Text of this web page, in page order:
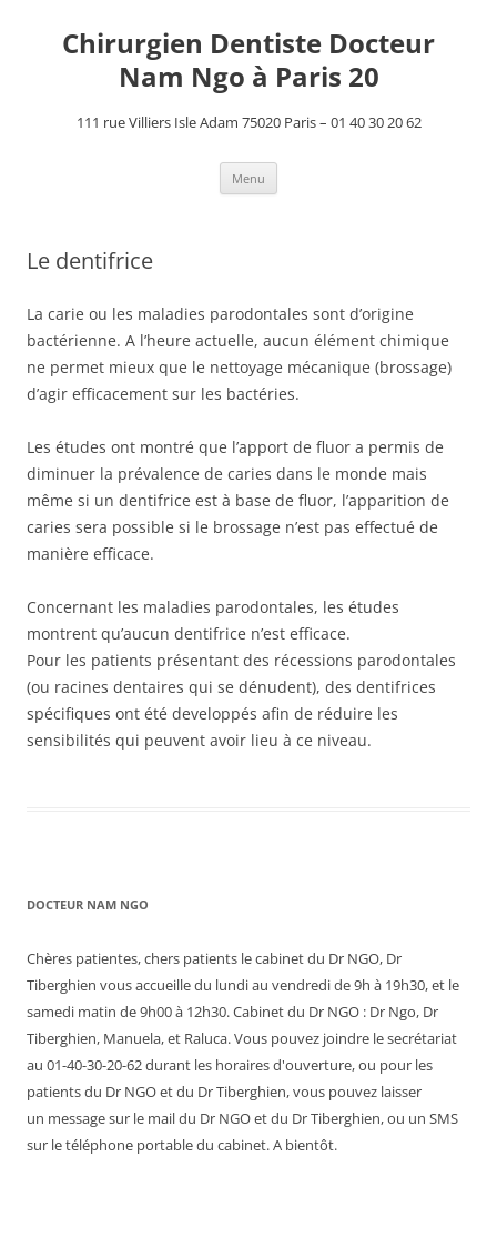
contenuChirurgien Dentiste Docteur
Nam Ngo à Paris 20
111 rue Villiers Isle Adam 75020 Paris – 01 40 30 20 62
Menu
Le dentifrice
La carie ou les maladies parodontales sont d’origine
bactérienne. A l’heure actuelle, aucun élément chimique
ne permet mieux que le nettoyage mécanique (brossage)
d’agir efficacement sur les bactéries.
Les études ont montré que l’apport de fluor a permis de
diminuer la prévalence de caries dans le monde mais
même si un dentifrice est à base de fluor, l’apparition de
caries sera possible si le brossage n’est pas effectué de
manière efficace.
Concernant les maladies parodontales, les études
montrent qu’aucun dentifrice n’est efficace.
Pour les patients présentant des récessions parodontales
(ou racines dentaires qui se dénudent), des dentifrices
spécifiques ont été developpés afin de réduire les
sensibilités qui peuvent avoir lieu à ce niveau.
DOCTEUR NAM NGO
Chères patientes, chers patients le cabinet du Dr NGO, Dr
Tiberghien vous accueille du lundi au vendredi de 9h à 19h30, et le
samedi matin de 9h00 à 12h30. Cabinet du Dr NGO : Dr Ngo, Dr
Tiberghien, Manuela, et Raluca. Vous pouvez joindre le secrétariat
au 01-40-30-20-62 durant les horaires d'ouverture, ou pour les
patients du Dr NGO et du Dr Tiberghien, vous pouvez laisser
un message sur le mail du Dr NGO et du Dr Tiberghien, ou un SMS
sur le téléphone portable du cabinet. A bientôt.